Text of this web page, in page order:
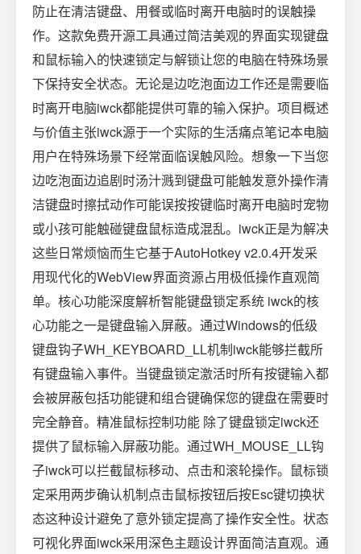
防止在清洁键盘、用餐或临时离开电脑时的误触操
作。这款免费开源工具通过简洁美观的界面实现键盘
和鼠标输入的快速锁定与解锁让您的电脑在特殊场景
下保持安全状态。无论是边吃泡面边工作还是需要临
时离开电脑iwck都能提供可靠的输入保护。项目概述
与价值主张iwck源于一个实际的生活痛点笔记本电脑
用户在特殊场景下经常面临误触风险。想象一下当您
边吃泡面边追剧时汤汁溅到键盘可能触发意外操作清
洁键盘时擦拭动作可能误按按键临时离开电脑时宠物
或小孩可能触碰键盘鼠标造成混乱。iwck正是为解决
这些日常烦恼而生它基于AutoHotkey v2.0.4开发采
用现代化的WebView界面资源占用极低操作直观简
单。核心功能深度解析智能键盘锁定系统 iwck的核
心功能之一是键盘输入屏蔽。通过Windows的低级
键盘钩子WH_KEYBOARD_LL机制iwck能够拦截所
有键盘输入事件。当键盘锁定激活时所有按键输入都
会被屏蔽包括功能键和组合键确保您的键盘在需要时
完全静音。精准鼠标控制功能 ️除了键盘锁定iwck还
提供了鼠标输入屏蔽功能。通过WH_MOUSE_LL钩
子iwck可以拦截鼠标移动、点击和滚轮操作。鼠标锁
定采用两步确认机制点击鼠标按钮后按Esc键切换状
态这种设计避免了意外锁定提高了操作安全性。状态
可视化界面iwck采用深色主题设计界面简洁直观。通